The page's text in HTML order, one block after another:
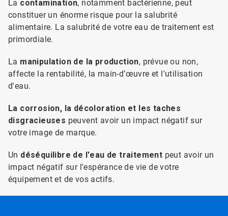
La contamination, notamment bactérienne, peut
constituer un énorme risque pour la salubrité
alimentaire. La salubrité de votre eau de traitement est
primordiale.
La manipulation de la production, prévue ou non,
affecte la rentabilité, la main-d’œuvre et l'utilisation
d'eau.
La corrosion, la décoloration et les taches
disgracieuses peuvent avoir un impact négatif sur
votre image de marque.
Un déséquilibre de l'eau de traitement peut avoir un
impact négatif sur l'espérance de vie de votre
équipement et de vos actifs.